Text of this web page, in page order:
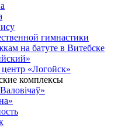
гимнастики
на батуте в Витебске
«Логойск»
комплексы